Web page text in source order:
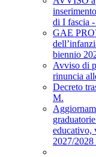
di I fascia
GAE
biennio
Avviso di
rinuncia
Decreto
M.
educativo,
2027/